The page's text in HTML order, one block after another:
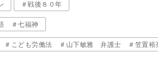
＃戦後８０年
＃七福神
＃こども労働法 ＃山下敏雅 弁護士 ＃笠置